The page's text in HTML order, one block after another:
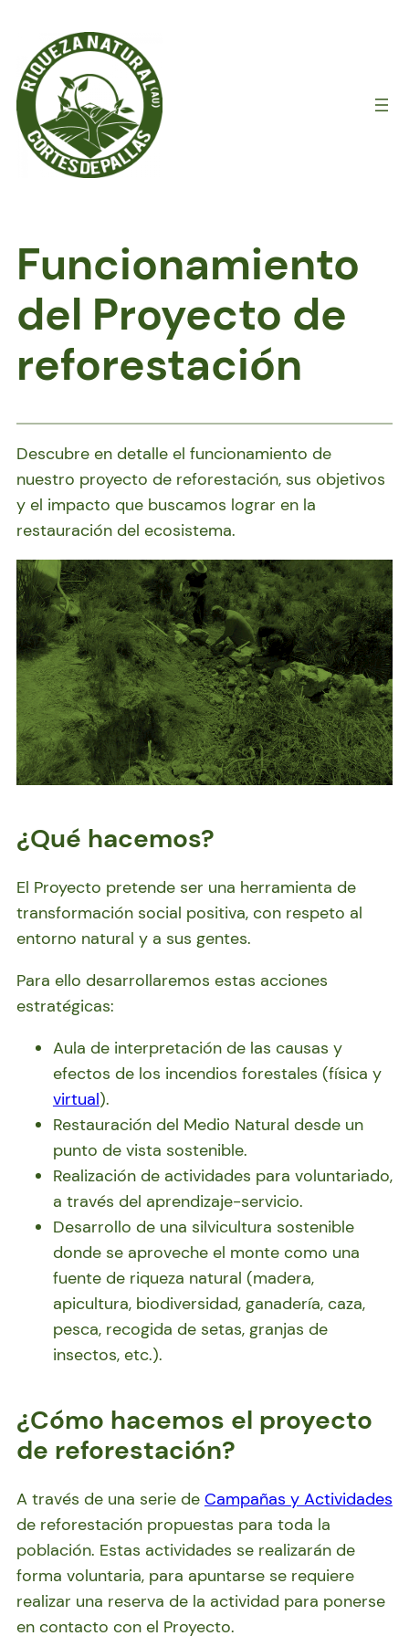
contenido
Funcionamiento
del Proyecto de
reforestación
Descubre en detalle el funcionamiento de
nuestro proyecto de reforestación, sus objetivos
y el impacto que buscamos lograr en la
restauración del ecosistema.
¿Qué hacemos?
El Proyecto pretende ser una herramienta de
transformación social positiva, con respeto al
entorno natural y a sus gentes.
Para ello desarrollaremos estas acciones
estratégicas:
Aula de interpretación de las causas y
efectos de los incendios forestales (física y
virtual).
Restauración del Medio Natural desde un
punto de vista sostenible.
Realización de actividades para voluntariado,
a través del aprendizaje-servicio.
Desarrollo de una silvicultura sostenible
donde se aproveche el monte como una
fuente de riqueza natural (madera,
apicultura, biodiversidad, ganadería, caza,
pesca, recogida de setas, granjas de
insectos, etc.).
¿Cómo hacemos el proyecto
de reforestación?
A través de una serie de Campañas y Actividades
de reforestación propuestas para toda la
población. Estas actividades se realizarán de
forma voluntaria, para apuntarse se requiere
realizar una reserva de la actividad para ponerse
en contacto con el Proyecto.